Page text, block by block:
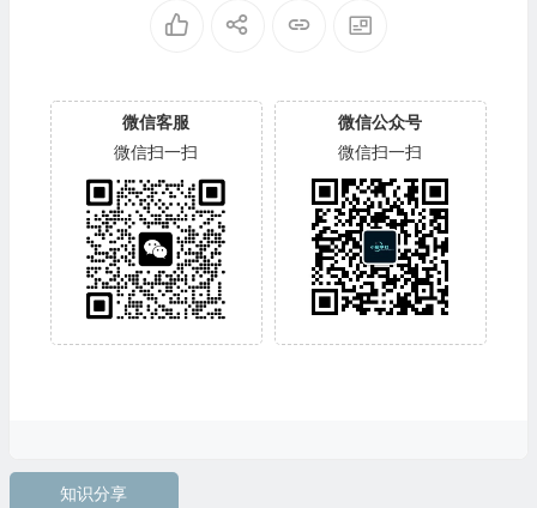
微信客服
微信扫一扫
微信公众号
微信扫一扫
知识分享